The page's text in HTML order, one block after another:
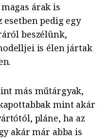
árak is
pedig egy
beszélünk,
is élen jártak
más műtárgyak,
mint akár
pláne, ha az
akár már abba is